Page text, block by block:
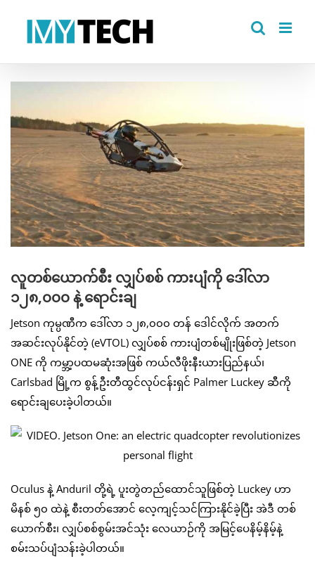
Image
လူတစ်ယောက်စီး လျှပ်စစ် ကားပျံကို ဒေါ်လာ
၁၂၈,၀၀၀ နဲ့ ရောင်းချ
Jetson ကုမ္ပဏီက ဒေါ်လာ ၁၂၈,၀၀၀ တန် ဒေါင်လိုက် အတက်
အဆင်းလုပ်နိုင်တဲ့ (eVTOL) လျှပ်စစ် ကားပျံတစ်မျိုးဖြစ်တဲ့ Jetson
ONE ကို ကမ္ဘာ့ပထမဆုံးအဖြစ် ကယ်လီဖိုးနီးယားပြည်နယ်၊
Carlsbad မြို့က စွန့်ဦးတီထွင်လုပ်ငန်းရှင် Palmer Luckey ဆီကို
ရောင်းချပေးခဲ့ပါတယ်။
Oculus နဲ့ Anduril တို့ရဲ့ ပူးတွဲတည်ထောင်သူဖြစ်တဲ့ Luckey ဟာ
မိနစ် ၅၀ ထဲနဲ့ စီးတတ်အောင် လေ့ကျင့်သင်ကြားနိုင်ခဲ့ပြီး အဲဒီ တစ်
ယောက်စီး၊ လျှပ်စစ်စွမ်းအင်သုံး လေယာဉ်ကို အမြင့်ပေနိမ့်နိမ့်နဲ့
စမ်းသပ်ပျံသန်းခဲ့ပါတယ်။